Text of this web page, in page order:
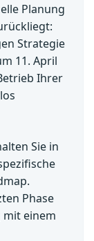
Planung
Strategie
11. April
Ihrer
Sie in
Phase
einem